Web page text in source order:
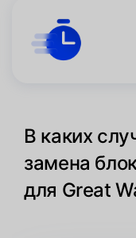
В каких
замена
для Great